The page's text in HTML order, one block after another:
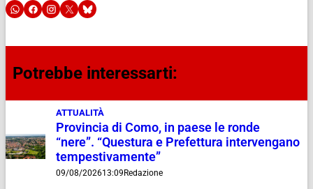
Potrebbe interessarti:
ATTUALITÀ
Provincia di Como, in paese le ronde
“nere”. “Questura e Prefettura intervengano
tempestivamente”
09/08/202613:09 Redazione